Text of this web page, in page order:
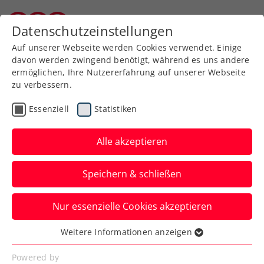
Zurück zur Newsübersicht
Turniere
Erste Bank Open:
Traumfinale zwischen
Medvedev und Sinner
Beim ATP-500-Turnier in Wien kommt es
im Endspiel am Sonntag zum Showdown
der beiden Topgesetzten.
Verfasst von: Presseaussendung / Redaktion, 28.10.2023
Datenschutzeinstellungen
Auf unserer Webseite werden Cookies verwendet. Einige
davon werden zwingend benötigt, während es uns andere
ermöglichen, Ihre Nutzererfahrung auf unserer Webseite
zu verbessern.
Essenziell Statistiken
Alle akzeptieren
Speichern & schließen
Nur essenzielle Cookies akzeptieren
Essenziell
Essenzielle Cookies werden für grundlegende
Weitere Informationen anzeigen
Powered by